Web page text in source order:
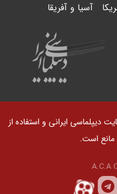
آسیا و آفریقا
دیپلماسی ایرانی و استفاده از
مانع است.
A.C.A